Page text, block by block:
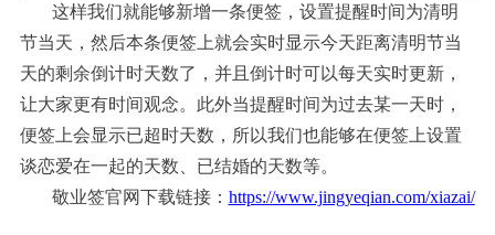
这样我们就能够新增一条便签，设置提醒时间为清明
节当天，然后本条便签上就会实时显示今天距离清明节当
天的剩余倒计时天数了，并且倒计时可以每天实时更新，
让大家更有时间观念。此外当提醒时间为过去某一天时，
便签上会显示已超时天数，所以我们也能够在便签上设置
谈恋爱在一起的天数、已结婚的天数等。
敬业签官网下载链接： https://www.jingyeqian.com/xiazai/